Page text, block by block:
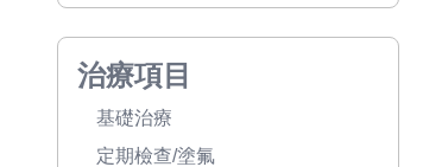
治療項目
基礎治療
定期檢查/塗氟